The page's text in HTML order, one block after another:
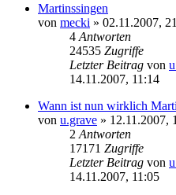
Martinssingen
von mecki » 02.11.2007,
4 Antworten
24535 Zugriffe
Letzter Beitrag von
14.11.2007, 11:14
Wann ist nun wirklich
von u.grave » 12.11.2007,
2 Antworten
17171 Zugriffe
Letzter Beitrag von
14.11.2007, 11:05